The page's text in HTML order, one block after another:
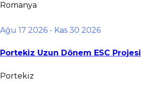
Romanya
Ağu 17 2026 - Kas 30 2026
Portekiz Uzun Dönem ESC Projesi
Portekiz